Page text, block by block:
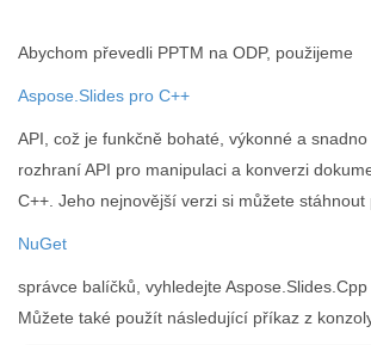
Abychom převedli PPTM na ODP, použijeme
Aspose.Slides pro C++
API, což je funkčně bohaté, výkonné a
rozhraní API pro manipulaci a konverzi
C++. Jeho nejnovější verzi si můžete
NuGet
správce balíčků, vyhledejte Aspose.Slides.Cpp
Můžete také použít následující příkaz z